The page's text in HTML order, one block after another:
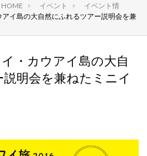
イベント
イベント情
アイ島の大自然にふれるツアー説明会を兼
イ・カウアイ島の大自
明会を兼ねたミニイ